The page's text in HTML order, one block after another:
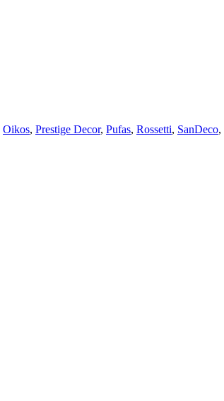
Oikos, Prestige Decor, Pufas, Rossetti, SanDeco,